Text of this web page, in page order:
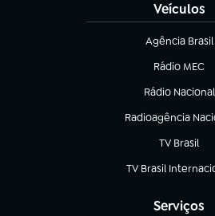
Veículos
Agência Brasil
(abre em nova
Rádio MEC
(abre em
Rádio Nacional
Radioagência
(abre em nova
TV Brasil
(abre em
TV Brasil
(abre em nova
Serviços